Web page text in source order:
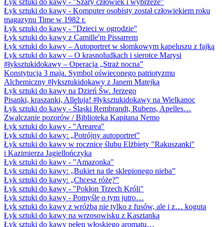
Łyk sztuki do kawy - Komputer osobisty został człowiekiem roku
magazynu Time w 1982 r.
Łyk sztuki do kawy - "Dzieci w ogrodzie"
Łyk sztuki do kawy z Camille'm Pissarrem
Łyk sztuki do kawy – Autoportret w słomkowym kapeluszu z fajką
Łyk sztuki do kawy – O krasnoludkach i sierotce Marysi
#łyksztukidokawy – Operacja „Straż nocna”
Konstytucja 3 maja. Symbol oświeconego patriotyzmu
Alchemiczny #łyksztukidokawy z Janem Matejką
Łyk sztuki do kawy na Dzień Św. Jerzego
Pisanki, kraszanki, Alleluja! #łyksztukidokawy na Wielkanoc
Łyk sztuki do kawy - Śląski Rembrandt, Rubens, Apelles…
Zwalczanie pozorów / Biblioteka Kapitana Nemo
Łyk sztuki do kawy - "Arearea"
Łyk sztuki do kawy: „Potrójny autoportret”
Łyk sztuki do kawy w rocznicę ślubu Elżbiety "Rakuszanki"
i Kazimierza Jagiellończyka
Łyk sztuki do kawy - "Amazonka"
Łyk sztuki do kawy: „Bukiet na tle sklepionego nieba”
Łyk sztuki do kawy: „Chcesz różę?”
Łyk sztuki do kawy - "Pokłon Trzech Króli"
Łyk sztuki do kawy - Pomyślę o tym jutro…
Łyk sztuki do kawy z wróżbą nie tylko z fusów, ale i z… koguta
Łyk sztuki do kawy na wrzosowisku z Kasztanką
Łyk sztuki do kawy pełen włoskiego aromatu…